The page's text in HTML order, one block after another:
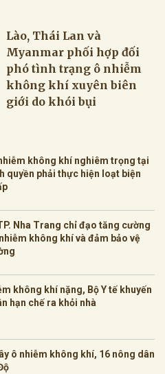
Lào, Thái Lan và
Myanmar phối hợp đối
phó tình trạng ô nhiễm
không khí xuyên biên
giới do khói bụi
không khí nghiêm trọng tại
quyền phải thực hiện loạt biện
Nha Trang chỉ đạo tăng cường
không khí và đảm bảo vệ
không khí nặng, Bộ Y tế khuyến
hạn chế ra khỏi nhà
ô nhiễm không khí, 16 nông dân